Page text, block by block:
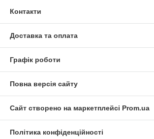
Контакти
Доставка та оплата
Графік роботи
Повна версія сайту
Сайт створено на маркетплейсі Prom.ua
Політика конфіденційності